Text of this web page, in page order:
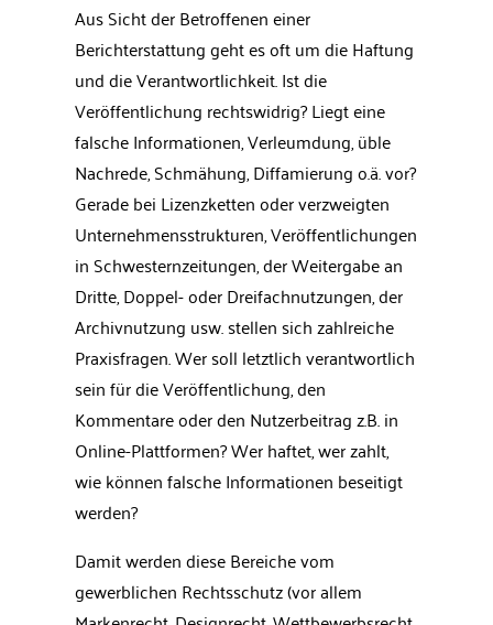
Aus Sicht der Betroffenen einer
Berichterstattung geht es oft um die Haftung
und die Verantwortlichkeit. Ist die
Veröffentlichung rechtswidrig? Liegt eine
falsche Informationen, Verleumdung, üble
Nachrede, Schmähung, Diffamierung o.ä. vor?
Gerade bei Lizenzketten oder verzweigten
Unternehmensstrukturen, Veröffentlichungen
in Schwesternzeitungen, der Weitergabe an
Dritte, Doppel- oder Dreifachnutzungen, der
Archivnutzung usw. stellen sich zahlreiche
Praxisfragen. Wer soll letztlich verantwortlich
sein für die Veröffentlichung, den
Kommentare oder den Nutzerbeitrag z.B. in
Online-Plattformen? Wer haftet, wer zahlt,
wie können falsche Informationen beseitigt
werden?
Damit werden diese Bereiche vom
gewerblichen Rechtsschutz (vor allem